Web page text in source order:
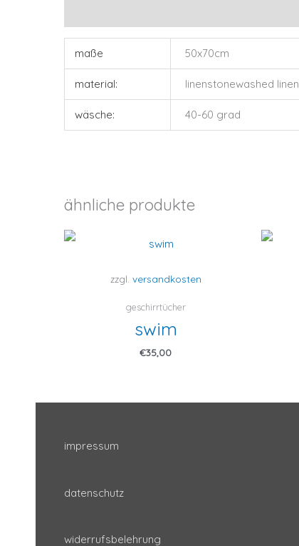
maße 50x70cm
material: linenstonewashed linen
wäsche: 40-60 grad
ähnliche produkte
zzgl. versandkosten
geschirrtücher
swim
€35,00
impressum
datenschutz
widerrufsbelehrung